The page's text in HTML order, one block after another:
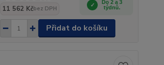
11 562 Kčbez DPH
Do 2 a 3
týdnů.
Přidat do košíku